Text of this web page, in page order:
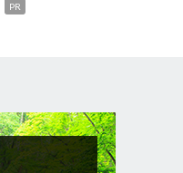
PR